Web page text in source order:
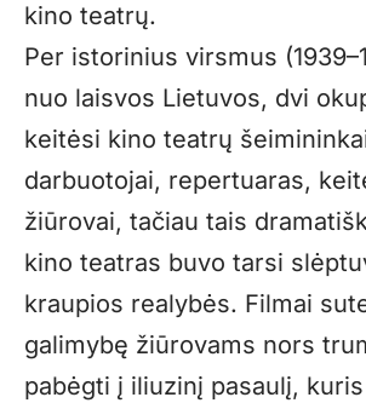
kino teatrų.
Per istorinius virsmus
nuo laisvos Lietuvos, dvi
keitėsi kino teatrų
darbuotojai, repertuaras,
žiūrovai, tačiau tais
kino teatras buvo tarsi
kraupios realybės. Filmai
galimybę žiūrovams nors
pabėgti į iliuzinį pasaulį,